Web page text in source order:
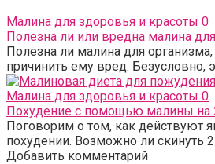
Малина для здоровья и красоты 0
Полезна ли или вредна малина
Полезна ли малина для
причинить ему вред. Безусловно,
Малина для здоровья и красоты 0
Похудение с помощью малины на
Поговорим о том, как действуют
похудении. Возможно ли скинуть
Добавить комментарий